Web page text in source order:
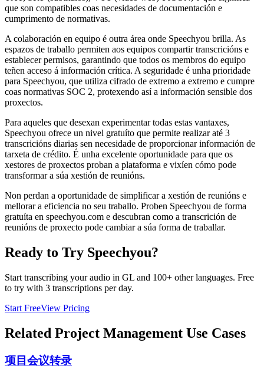
que son compatibles coas necesidades de documentación e
cumprimento de normativas.
A colaboración en equipo é outra área onde Speechyou brilla. As
espazos de traballo permiten aos equipos compartir transcricións e
establecer permisos, garantindo que todos os membros do equipo
teñen acceso á información crítica. A seguridade é unha prioridade
para Speechyou, que utiliza cifrado de extremo a extremo e cumpre
coas normativas SOC 2, protexendo así a información sensible dos
proxectos.
Para aqueles que desexan experimentar todas estas vantaxes,
Speechyou ofrece un nivel gratuíto que permite realizar até 3
transcricións diarias sen necesidade de proporcionar información de
tarxeta de crédito. É unha excelente oportunidade para que os
xestores de proxectos proban a plataforma e vixíen cómo pode
transformar a súa xestión de reunións.
Non perdan a oportunidade de simplificar a xestión de reunións e
mellorar a eficiencia no seu traballo. Proben Speechyou de forma
gratuíta en speechyou.com e descubran como a transcrición de
reunións de proxecto pode cambiar a súa forma de traballar.
Ready to Try Speechyou?
Start transcribing your audio in GL and 100+ other languages. Free
to try with 3 transcriptions per day.
Start FreeView Pricing
Related Project Management Use Cases
项目会议转录